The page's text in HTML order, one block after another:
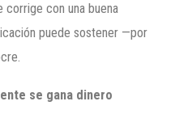
corrige con una buena
puede sostener —por
se gana dinero